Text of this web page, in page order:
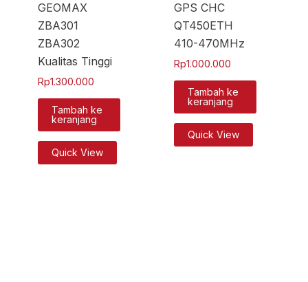
GEOMAX
ZBA301
ZBA302
Kualitas Tinggi
Rp1.300.000
Tambah ke
keranjang
Quick View
GPS CHC
QT450ETH
410-470MHz
Rp1.000.000
Tambah ke
keranjang
Quick View